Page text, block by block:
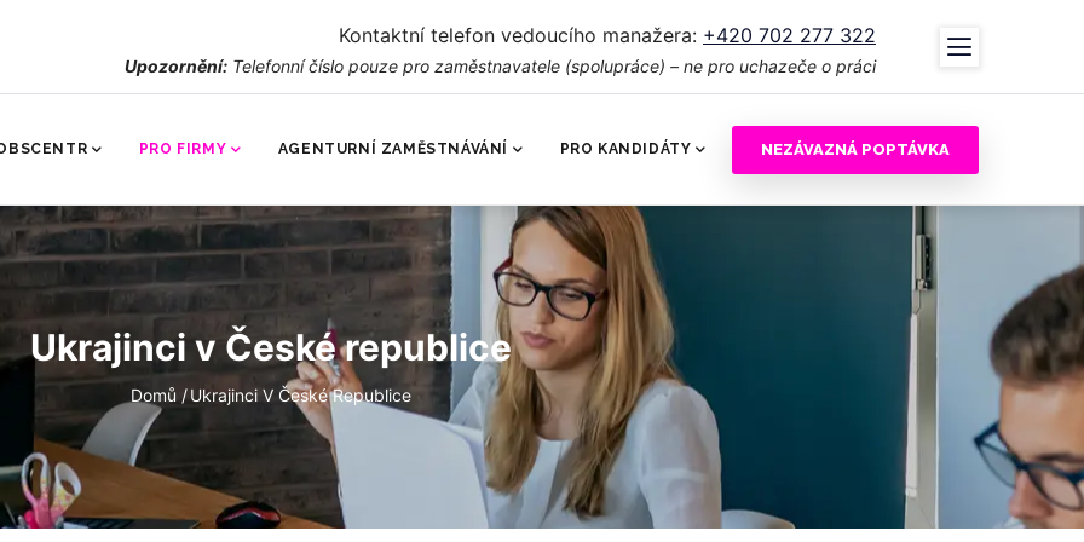
Kontaktní telefon vedoucího manažera: +420 702 277 322
Upozornění: Telefonní číslo pouze pro zaměstnavatele (spolupráce) – ne pro uchazeče o práci
PRO FIRMY AGENTURNÍ ZAMĚSTNÁVÁNÍ PRO KANDIDÁTY NEZÁVAZNÁ POPTÁVKA
Ukrajinci v České republice
Drobečková
navigace
Domů /Ukrajinci V České Republice